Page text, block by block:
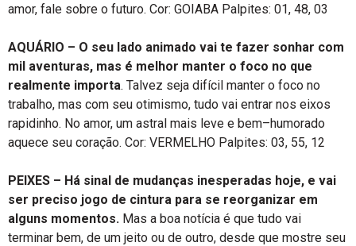
amor, fale sobre o futuro. Cor: GOIABA Palpites: 01, 48, 03
AQUÁRIO – O seu lado animado vai te fazer sonhar com
mil aventuras, mas é melhor manter o foco no que
realmente importa. Talvez seja difícil manter o foco no
trabalho, mas com seu otimismo, tudo vai entrar nos eixos
rapidinho. No amor, um astral mais leve e bem–humorado
aquece seu coração. Cor: VERMELHO Palpites: 03, 55, 12
PEIXES – Há sinal de mudanças inesperadas hoje, e vai
ser preciso jogo de cintura para se reorganizar em
alguns momentos. Mas a boa notícia é que tudo vai
terminar bem, de um jeito ou de outro, desde que mostre seu